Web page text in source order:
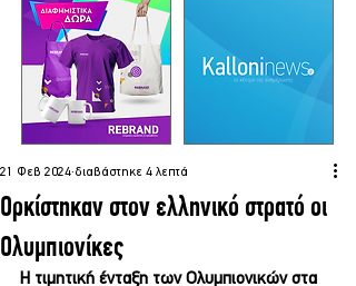
Ορκίστηκαν στον ελληνικό στρατό οι
Ολυμπιονίκες
21 Φεβ 2024 διαβάστηκε 4 λεπτά
Η τιμητική ένταξη των Ολυμπιονικών στα